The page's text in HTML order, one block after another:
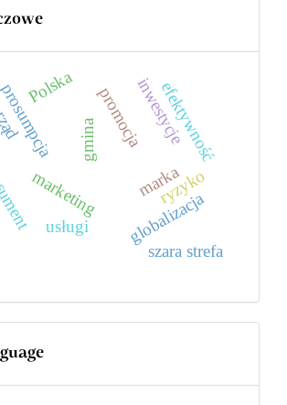
gmina
marka
marketing
promocja efektywność
inwestycje
globalizacja
usługi
Polska
szara strefa
ryzyko